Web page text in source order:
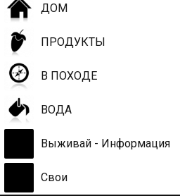
ДОМ
ПРОДУКТЫ
В ПОХОДЕ
ВОДА
Выживай - Информация
Свои